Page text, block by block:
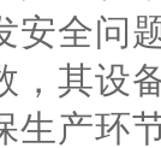
安全问
，其设
生产环